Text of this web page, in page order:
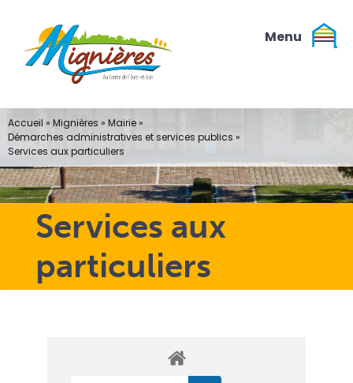
contenu
Services aux
particuliers
Accueil » Mignières » Mairie»
Démarches administratives et services publics »
Services aux particuliers